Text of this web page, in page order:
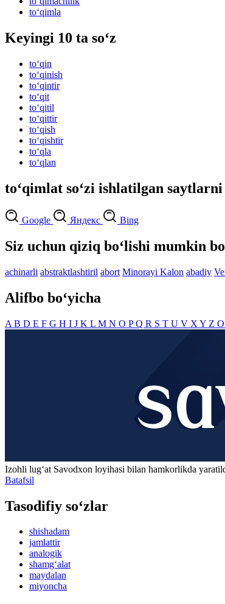
to‘qimla
Keyingi 10 ta so‘z
to‘qin
to‘qinish
to‘qintir
to‘qit
to‘qitil
to‘qittir
to‘qish
to‘qishtir
to‘qla
to‘qlan
to‘qimlat so‘zi ishlatilgan
Google Яндекс Bing
Siz uchun qiziq bo‘lishi mumkin
achinarli abstraktlashtiril abort Minorayi Kalon abadiy
Alifbo bo‘yicha
A B D E F G H I J K L M N O PQ R S T U V X Y Z
Izohli lugʻat Savodxon loyihasi bilan hamkorlikda
Batafsil
Tasodifiy so‘zlar
shishadam
jamlattir
analogik
shamg‘alat
maydalan
miyoncha